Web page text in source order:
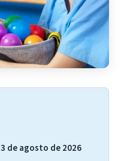
de agosto de 2026